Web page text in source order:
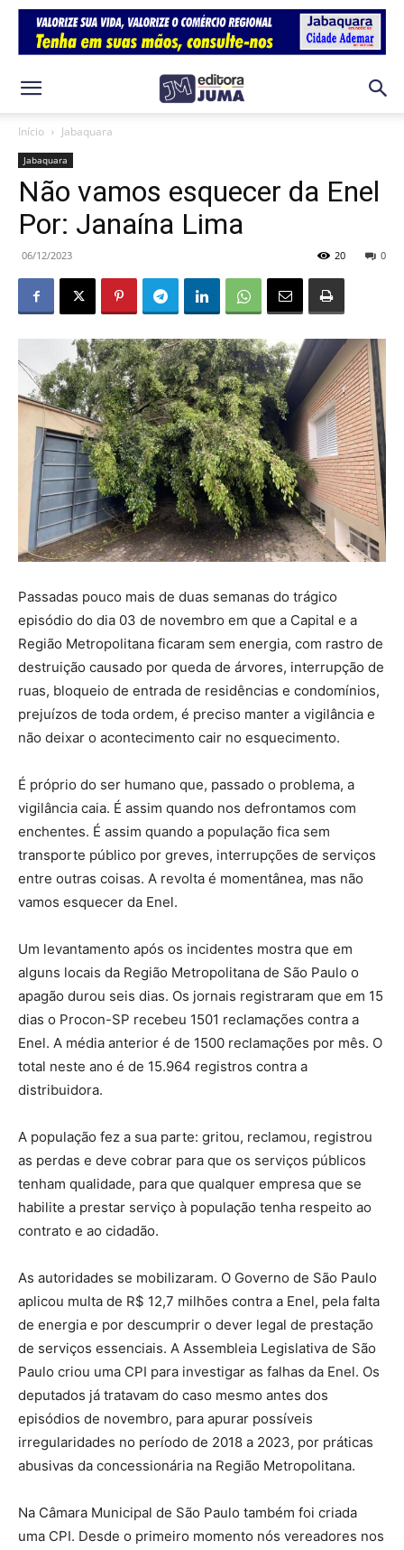
Início Jabaquara
Jabaquara
Não vamos esquecer da Enel
Por: Janaína Lima
06/12/2023 0
20
Passadas pouco mais de duas semanas do trágico
episódio do dia 03 de novembro em que a Capital e a
Região Metropolitana ficaram sem energia, com rastro de
destruição causado por queda de árvores, interrupção de
ruas, bloqueio de entrada de residências e condomínios,
prejuízos de toda ordem, é preciso manter a vigilância e
não deixar o acontecimento cair no esquecimento.
É próprio do ser humano que, passado o problema, a
vigilância caia. É assim quando nos defrontamos com
enchentes. É assim quando a população fica sem
transporte público por greves, interrupções de serviços
entre outras coisas. A revolta é momentânea, mas não
vamos esquecer da Enel.
Um levantamento após os incidentes mostra que em
alguns locais da Região Metropolitana de São Paulo o
apagão durou seis dias. Os jornais registraram que em 15
dias o Procon-SP recebeu 1501 reclamações contra a
Enel. A média anterior é de 1500 reclamações por mês. O
total neste ano é de 15.964 registros contra a
distribuidora.
A população fez a sua parte: gritou, reclamou, registrou
as perdas e deve cobrar para que os serviços públicos
tenham qualidade, para que qualquer empresa que se
habilite a prestar serviço à população tenha respeito ao
contrato e ao cidadão.
As autoridades se mobilizaram. O Governo de São Paulo
aplicou multa de R$ 12,7 milhões contra a Enel, pela falta
de energia e por descumprir o dever legal de prestação
de serviços essenciais. A Assembleia Legislativa de São
Paulo criou uma CPI para investigar as falhas da Enel. Os
deputados já tratavam do caso mesmo antes dos
episódios de novembro, para apurar possíveis
irregularidades no período de 2018 a 2023, por práticas
abusivas da concessionária na Região Metropolitana.
Na Câmara Municipal de São Paulo também foi criada
uma CPI. Desde o primeiro momento nós vereadores nos